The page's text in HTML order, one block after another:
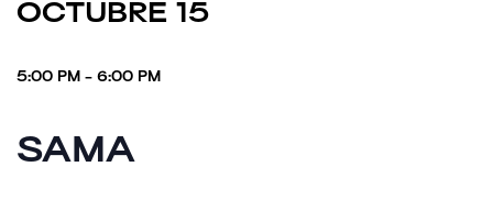
OCTUBRE 15
5:00 PM - 6:00 PM
SAMA